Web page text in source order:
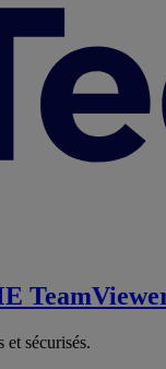
et sécurisés.